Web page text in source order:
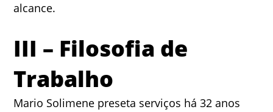
alcance.
III – Filosofia de
Trabalho
Mario Solimene preseta serviços há 32 anos